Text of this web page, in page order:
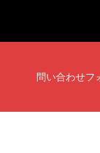
問い合わせフ